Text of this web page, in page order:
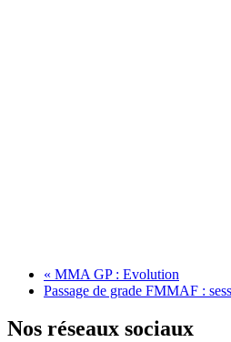
« MMA GP : Evolution
Passage de grade FMMAF :
Nos réseaux sociaux